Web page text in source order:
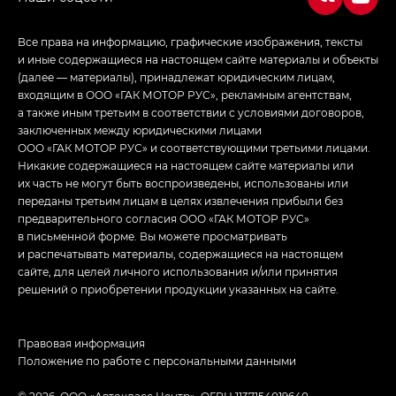
Все права на информацию, графические изображения, тексты
и иные содержащиеся на настоящем сайте материалы и объекты
(далее — материалы), принадлежат юридическим лицам,
входящим в ООО «ГАК МОТОР РУС», рекламным агентствам,
а также иным третьим в соответствии с условиями договоров,
заключенных между юридическими лицами
ООО «ГАК МОТОР РУС» и соответствующими третьими лицами.
Никакие содержащиеся на настоящем сайте материалы или
их часть не могут быть воспроизведены, использованы или
переданы третьим лицам в целях извлечения прибыли без
предварительного согласия ООО «ГАК МОТОР РУС»
в письменной форме. Вы можете просматривать
и распечатывать материалы, содержащиеся на настоящем
сайте, для целей личного использования и/или принятия
решений о приобретении продукции указанных на сайте.
Правовая информация
Положение по работе с персональными данными